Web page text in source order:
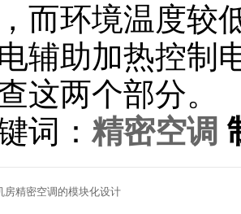
而环境温度较
辅助加热控制
这两个部分。
词： 精密空调
房精密空调的模块化设计